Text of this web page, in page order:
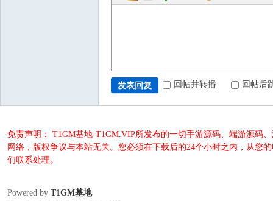
发表回复 回帖并转播 回帖后
免责声明： T1GM基地-T1GM.VIP所发布的一切手游源码、端游源码
网络，版权争议与本站无关。您必须在下载后的24个小时之内，从您
们联系处理。
Powered by T1GM基地